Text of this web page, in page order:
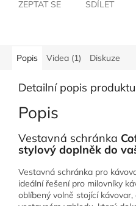
ZEPTAT SE SDÍLET
Popis Videa (1) Diskuze
Detailní popis produktu
Popis
Vestavná schránka
stylový doplněk do
Vestavná schránka pro
ideální řešení pro milovníky
oblíbený volně stojící